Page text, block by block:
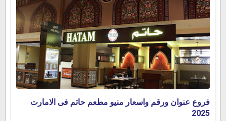
فروع عنوان ورقم واسعار منيو مطعم حاتم فى الامارت
2025